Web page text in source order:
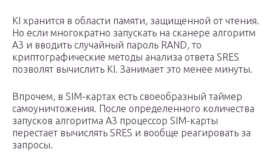
KI хранится в области памяти, защищенной от чтения.
Но если многократно запускать на сканере алгоритм
A3 и вводить случайный пароль RAND, то
криптографические методы анализа ответа SRES
позволят вычислить KI. Занимает это менее минуты.
Впрочем, в SIM-картах есть своеобразный таймер
самоуничтожения. После определенного количества
запусков алгоритма А3 процессор SIM-карты
перестает вычислять SRES и вообще реагировать за
запросы.